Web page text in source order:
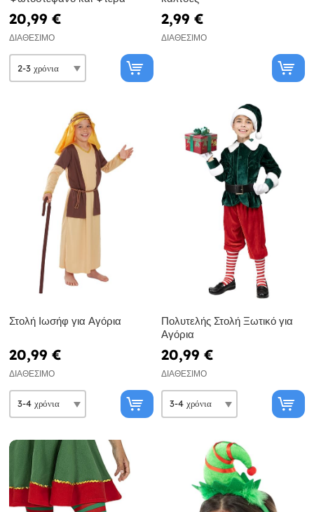
20,99 €
ΔΙΑΘΈΣΙΜΟ
2,99 €
ΔΙΑΘΈΣΙΜΟ
Στολή Ιωσήφ για Αγόρια
20,99 €
ΔΙΑΘΈΣΙΜΟ
Πολυτελής Στολή Ξωτικό για
Αγόρια
20,99 €
ΔΙΑΘΈΣΙΜΟ